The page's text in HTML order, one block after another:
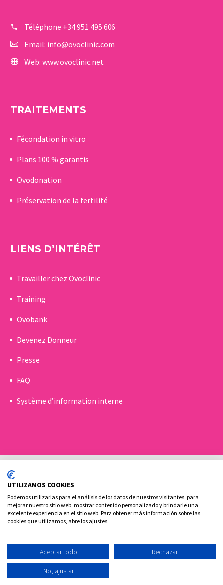
Téléphone +34 951 495 606
Email: info@ovoclinic.com
Web: www.ovoclinic.net
TRAITEMENTS
Fécondation in vitro
Plans 100 % garantis
Ovodonation
Préservation de la fertilité
LIENS D’INTÉRÊT
Travailler chez Ovoclinic
Training
Ovobank
Devenez Donneur
Presse
FAQ
Système d’information interne
Politique de Cookies
Politique de confidentialité
Ovoclinic ©2026
UTILIZAMOS COOKIES
Podemos utilizarlas para el análisis de los datos de nuestros visitantes, para
mejorar nuestro sitio web, mostrar contenido personalizado y brindarle una
excelente experiencia en el sitio web. Para obtener más información sobre las
cookies que utilizamos, abre los ajustes.
Aceptar todo Rechazar
No, ajustar